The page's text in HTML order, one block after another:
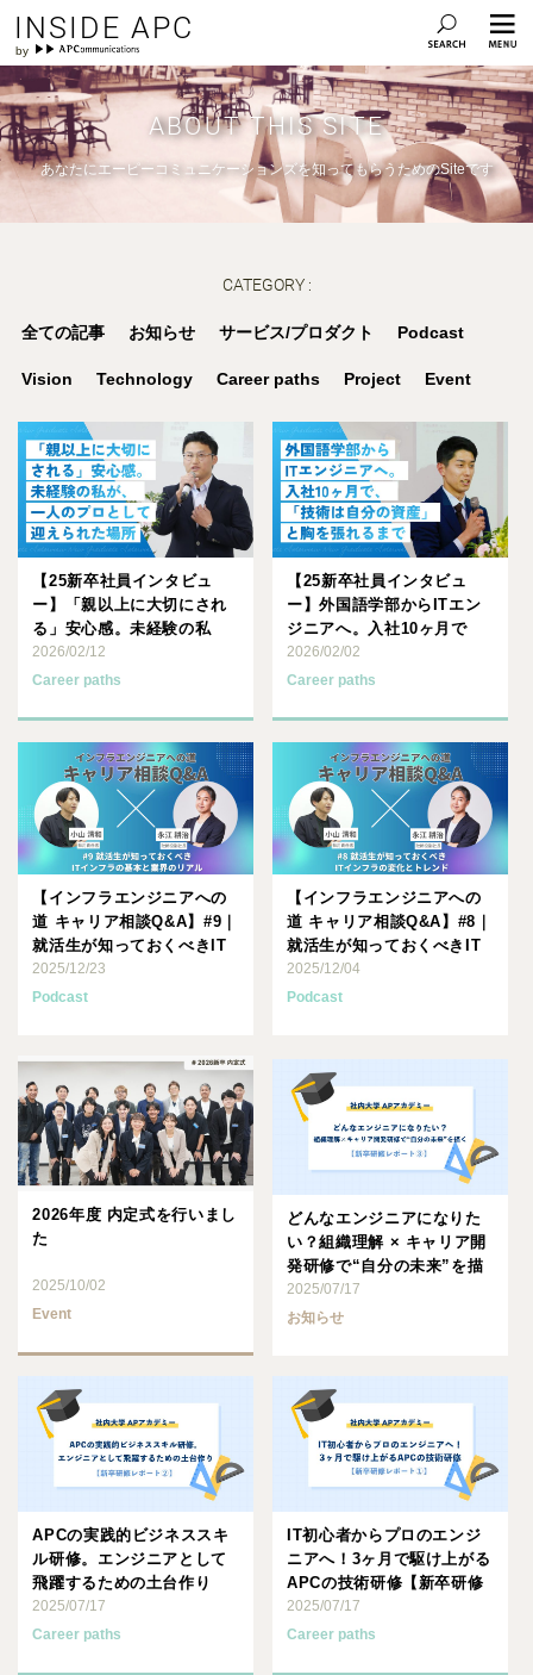
INSIDE APC
ABOUT THIS SITE
あなたにエーピーコミュニケーションズを知ってもらうためのSiteです
CATEGORY :
全ての記事 お知らせ サービス/プロダクト Podcast
Vision Technology Career paths Project Event
【25新卒社員インタビュ
ー】「親以上に大切にされ
る」安心感。未経験の私
が、一人のプロとして迎え
られた･･･
2026/02/12
Career paths
【25新卒社員インタビュ
ー】外国語学部からITエン
ジニアへ。入社10ヶ月で
「技術は自分の資産」と胸
を･･･
2026/02/02
Career paths
【インフラエンジニアへの
道 キャリア相談Q&A】#9｜
就活生が知っておくべきIT
インフラの基本と業界･･･
2025/12/23
Podcast
【インフラエンジニアへの
道 キャリア相談Q&A】#8｜
就活生が知っておくべきIT
インフラの変化とトレ･･･
2025/12/04
Podcast
2026年度 内定式を行いまし
た
2025/10/02
Event
どんなエンジニアになりた
い？組織理解 × キャリア開
発研修で“自分の未来”を描
く【新卒研修レポート③･･･
2025/07/17
お知らせ
APCの実践的ビジネススキ
ル研修。エンジニアとして
飛躍するための土台作り
【新卒研修レポート②】
2025/07/17
Career paths
IT初心者からプロのエンジ
ニアへ！3ヶ月で駆け上がる
APCの技術研修【新卒研修
レポート①】
2025/07/17
Career paths